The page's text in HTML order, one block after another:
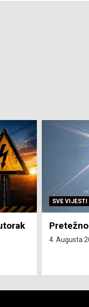
SVE VIJESTI
Pravo